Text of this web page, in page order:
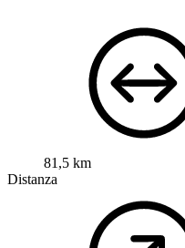
81,5 km
Distanza